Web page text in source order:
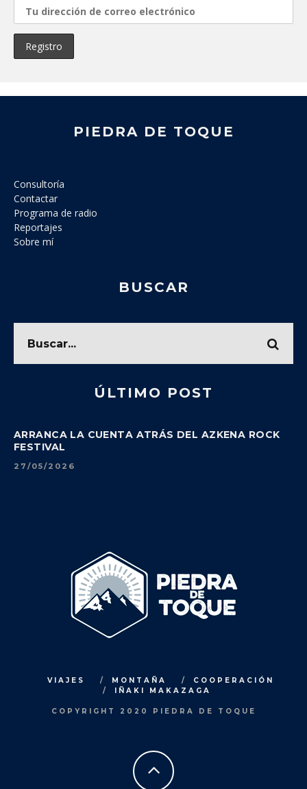
PIEDRA DE TOQUE
Consultoría
Contactar
Programa de radio
Reportajes
Sobre mí
BUSCAR
ÚLTIMO POST
ARRANCA LA CUENTA ATRÁS DEL AZKENA ROCK
FESTIVAL
27/05/2026
VIAJES MONTAÑA
COOPERACIÓN
IÑAKI MAKAZAGA
COPYRIGHT 2020 PIEDRA DE TOQUE